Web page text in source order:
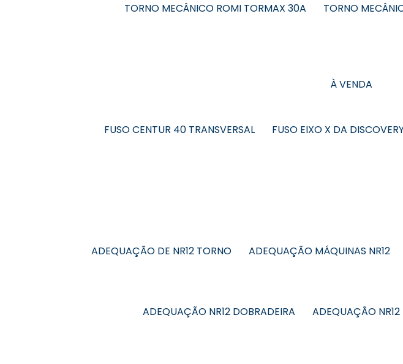
TORNO MECÂNICO ROMI TORMAX 30A TORNO
À VENDA
FUSO CENTUR 40 TRANSVERSAL FUSO EIXO X DA
ADEQUAÇÃO DE NR12 TORNO ADEQUAÇÃO MÁQUINAS NR12
ADEQUAÇÃO NR12 DOBRADEIRA ADEQUAÇÃO NR12